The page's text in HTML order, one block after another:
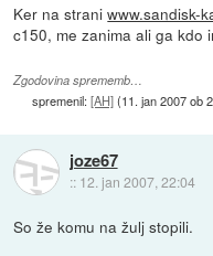
Ker na straniwww.sandisk-
c150, me zanima ali ga kdo
Zgodovina sprememb…
spremenil:[AH](11. jan 2007 ob
joze67
:: 12. jan 2007, 22:04
So že komu na žulj stopili.